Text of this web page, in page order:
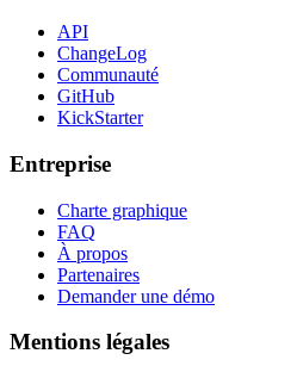
API
ChangeLog
Communauté
GitHub
KickStarter
Entreprise
Charte graphique
FAQ
À propos
Partenaires
Demander une démo
Mentions légales